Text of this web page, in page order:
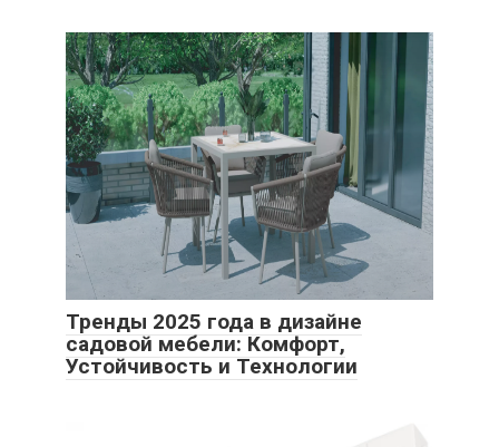
Тренды 2025 года в дизайне
садовой мебели: Комфорт,
Устойчивость и Технологии